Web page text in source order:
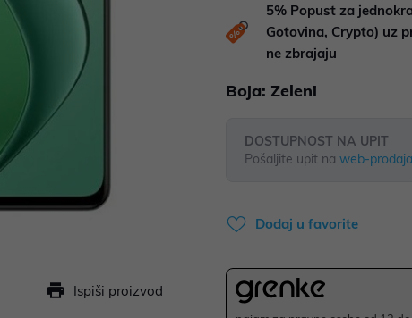
Ispiši proizvod
5% Popust za
Gotovina, Crypto) uz
ne zbrajaju
Boja: Zeleni
DOSTUPNOST NA UPIT
Pošaljite upit na web-
Dodaj u favorite